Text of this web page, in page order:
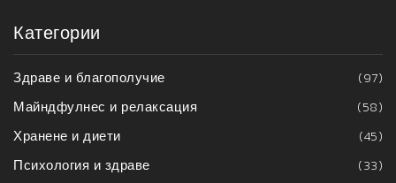
Категории
Здраве и благополучие
(97)
Майндфулнес и релаксация
(58)
Хранене и диети
(45)
Психология и здраве
(33)